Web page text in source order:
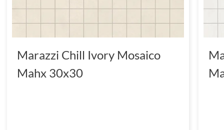
Marazzi Chill Ivory Mosaico
Mahx 30x30